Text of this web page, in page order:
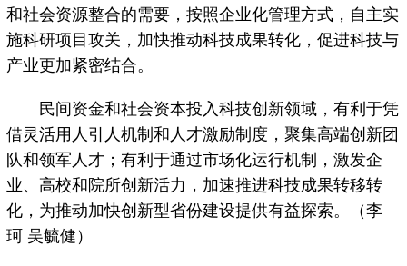
和社会资源整合的需要，按照企业化管理方式，自主实
施科研项目攻关，加快推动科技成果转化，促进科技与
产业更加紧密结合。
民间资金和社会资本投入科技创新领域，有利于凭
借灵活用人引人机制和人才激励制度，聚集高端创新团
队和领军人才；有利于通过市场化运行机制，激发企
业、高校和院所创新活力，加速推进科技成果转移转
化，为推动加快创新型省份建设提供有益探索。（李
珂 吴毓健）